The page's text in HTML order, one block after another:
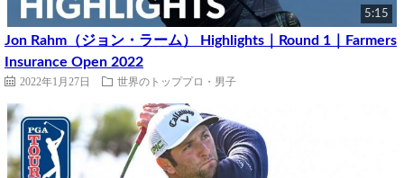
5:15
Jon Rahm（ジョン・ラーム） Highlights｜Round 1｜Farmers
Insurance Open 2022
2022年1月27日 世界のトッププロ・男子